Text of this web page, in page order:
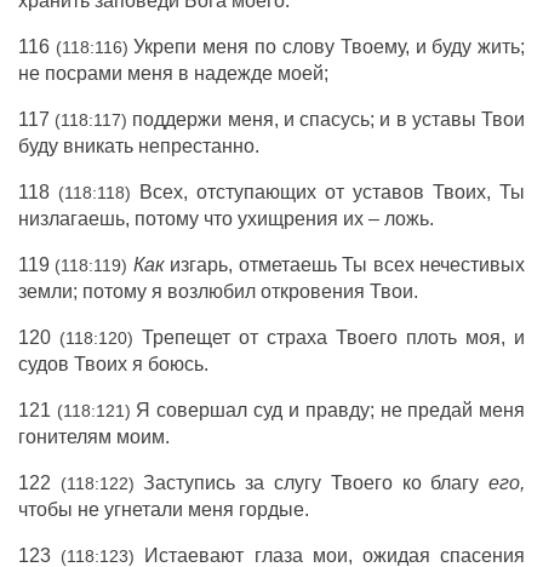
116 (118:116) Укрепи меня по слову Твоему, и буду жить;
не посрами меня в надежде моей;
117 (118:117) поддержи меня, и спасусь; и в уставы Твои
буду вникать непрестанно.
118 (118:118) Всех, отступающих от уставов Твоих, Ты
низлагаешь, потому что ухищрения их – ложь.
119 (118:119) Какизгарь, отметаешь Ты всех нечестивых
земли; потому я возлюбил откровения Твои.
120 (118:120) Трепещет от страха Твоего плоть моя, и
судов Твоих я боюсь.
121 (118:121) Я совершал суд и правду; не предай меня
гонителям моим.
122 (118:122) Заступись за слугу Твоего ко благуего,
чтобы не угнетали меня гордые.
123 (118:123) Истаевают глаза мои, ожидая спасения